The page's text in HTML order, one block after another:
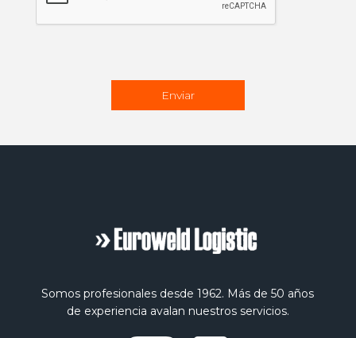
Somos profesionales desde 1962. Más de 50 años
de experiencia avalan nuestros servicios.